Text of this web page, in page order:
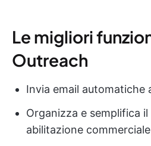
Le migliori
Outreach
Invia email automatiche
Organizza e semplifica
abilitazione commerciale